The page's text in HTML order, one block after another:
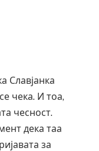
Славјанка
чека. И тоа,
чесност.
дека таа
за